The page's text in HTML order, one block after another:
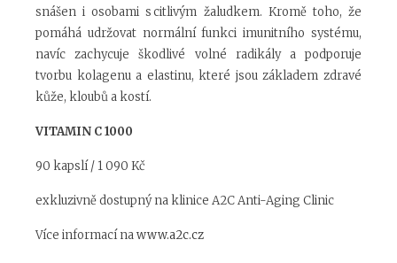
snášen i osobami s citlivým žaludkem. Kromě toho, že
pomáhá udržovat normální funkci imunitního systému,
navíc zachycuje škodlivé volné radikály a podporuje
tvorbu kolagenu a elastinu, které jsou základem zdravé
kůže, kloubů a kostí.
VITAMIN C 1000
90 kapslí / 1 090 Kč
exkluzivně dostupný na klinice A2C Anti-Aging Clinic
Více informací nawww.a2c.cz